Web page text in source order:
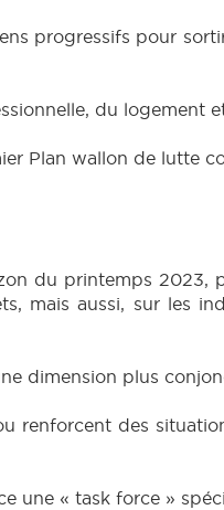
progressifs pour
du logement
Plan wallon de lutte
du printemps
mais aussi, sur les
dimension plus
renforcent des
une « task force »